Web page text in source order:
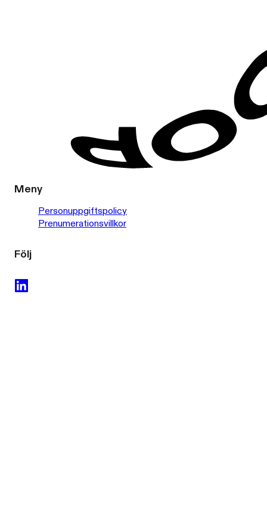
Meny
Personuppgiftspolicy
Prenumerationsvillkor
Följ